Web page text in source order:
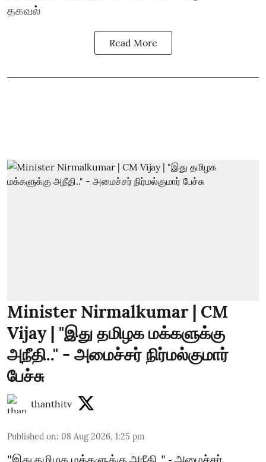
தகவல்
Read More
Minister Nirmalkumar | CM
Vijay | "இது தமிழக மக்களுக்கு
அநீதி.." - அமைச்சர் நிர்மல்குமார்
பேச்சு
thanthitv
Published on: 08 Aug 2026, 1:25 pm
"இது தமிழக மக்களுக்கு அநீதி.." - அமைச்சர்